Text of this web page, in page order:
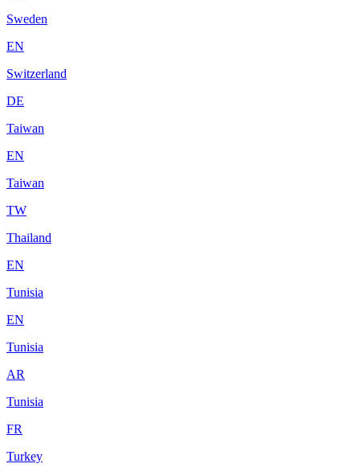
Sweden
EN
Switzerland
DE
Taiwan
EN
Taiwan
TW
Thailand
EN
Tunisia
EN
Tunisia
AR
Tunisia
FR
Turkey